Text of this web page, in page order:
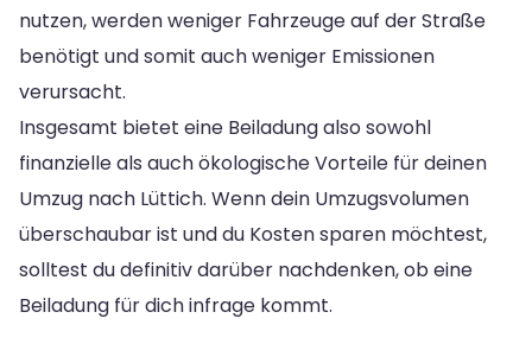
nutzen, werden weniger Fahrzeuge auf der Straße
benötigt und somit auch weniger Emissionen
verursacht.
Insgesamt bietet eine Beiladung also sowohl
finanzielle als auch ökologische Vorteile für deinen
Umzug nach Lüttich. Wenn dein Umzugsvolumen
überschaubar ist und du Kosten sparen möchtest,
solltest du definitiv darüber nachdenken, ob eine
Beiladung für dich infrage kommt.